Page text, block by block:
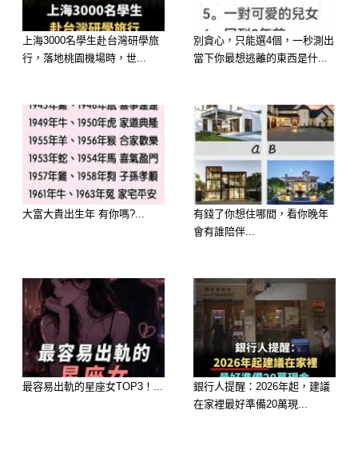
種可靠、充滿希望的感覺。
選擇 D：神秘浪漫的紫羅蘭
上海3000名學生赴台灣研學旅
行，落地桃園機場時，世...
別貪心，只能選4個，一秒測出
當下你最想逃離的東西是什...
大富大貴出生年 有你嗎?...
有錢了你想住哪間，看你晚年
會有誰陪伴...
最容易出軌的星座女TOP3！...
銀行人提醒：2026年起，建議
在家裡最好準備20萬現...